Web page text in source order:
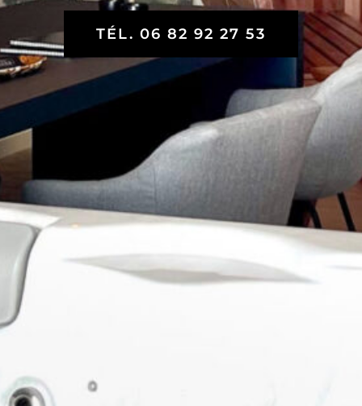
TÉL. 06 82 92 27 53